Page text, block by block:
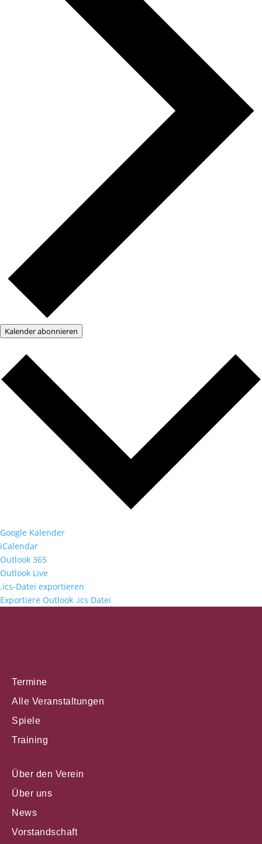
Kalender abonnieren
Google Kalender
iCalendar
Outlook 365
Outlook Live
.ics-Datei exportieren
Exportiere Outlook .ics Datei
Termine
Alle Veranstaltungen
Spiele
Training
Über den Verein
Über uns
News
Vorstandschaft